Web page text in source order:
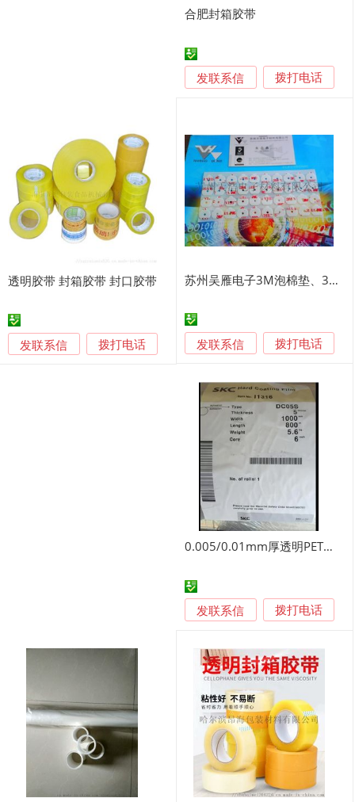
合肥封箱胶带
发联系信 拨打电话
透明胶带 封箱胶带 封口胶带
发联系信 拨打电话
苏州吴雁电子3M泡棉垫、3M4920VHB双面胶、泡棉胶带、
发联系信 拨打电话
0.005/0.01mm厚透明PET双面胶
发联系信 拨打电话